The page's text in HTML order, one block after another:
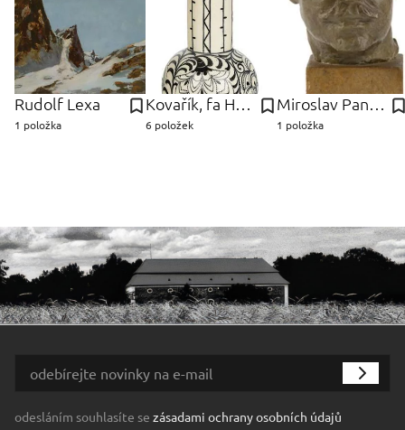
Rudolf Lexa
1 položka
Kovařík, fa Hubert
6 položek
Miroslav Pangrác
1 položka
odesláním souhlasíte se zásadami ochrany osobních údajů